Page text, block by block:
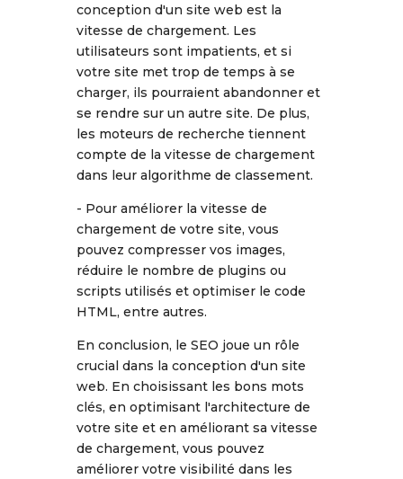
conception d'un site web est la
vitesse de chargement. Les
utilisateurs sont impatients, et si
votre site met trop de temps à se
charger, ils pourraient abandonner et
se rendre sur un autre site. De plus,
les moteurs de recherche tiennent
compte de la vitesse de chargement
dans leur algorithme de classement.
- Pour améliorer la vitesse de
chargement de votre site, vous
pouvez compresser vos images,
réduire le nombre de plugins ou
scripts utilisés et optimiser le code
HTML, entre autres.
En conclusion, le SEO joue un rôle
crucial dans la conception d'un site
web. En choisissant les bons mots
clés, en optimisant l'architecture de
votre site et en améliorant sa vitesse
de chargement, vous pouvez
améliorer votre visibilité dans les